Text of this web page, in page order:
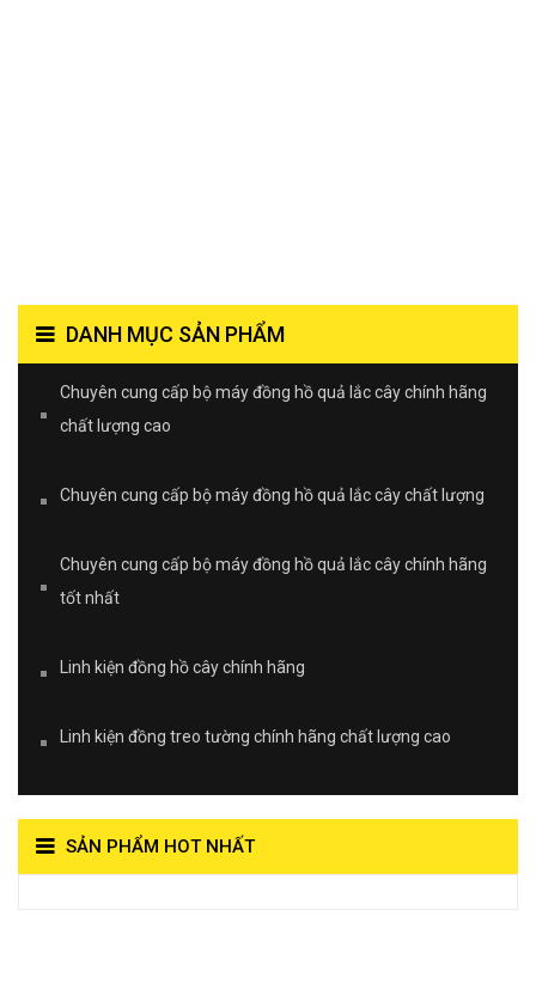
DANH MỤC SẢN PHẨM
Chuyên cung cấp bộ máy đồng hồ quả lắc cây chính hãng
chất lượng cao
Chuyên cung cấp bộ máy đồng hồ quả lắc cây chất lượng
Chuyên cung cấp bộ máy đồng hồ quả lắc cây chính hãng
tốt nhất
Linh kiện đồng hồ cây chính hãng
Linh kiện đồng treo tường chính hãng chất lượng cao
SẢN PHẨM HOT NHẤT